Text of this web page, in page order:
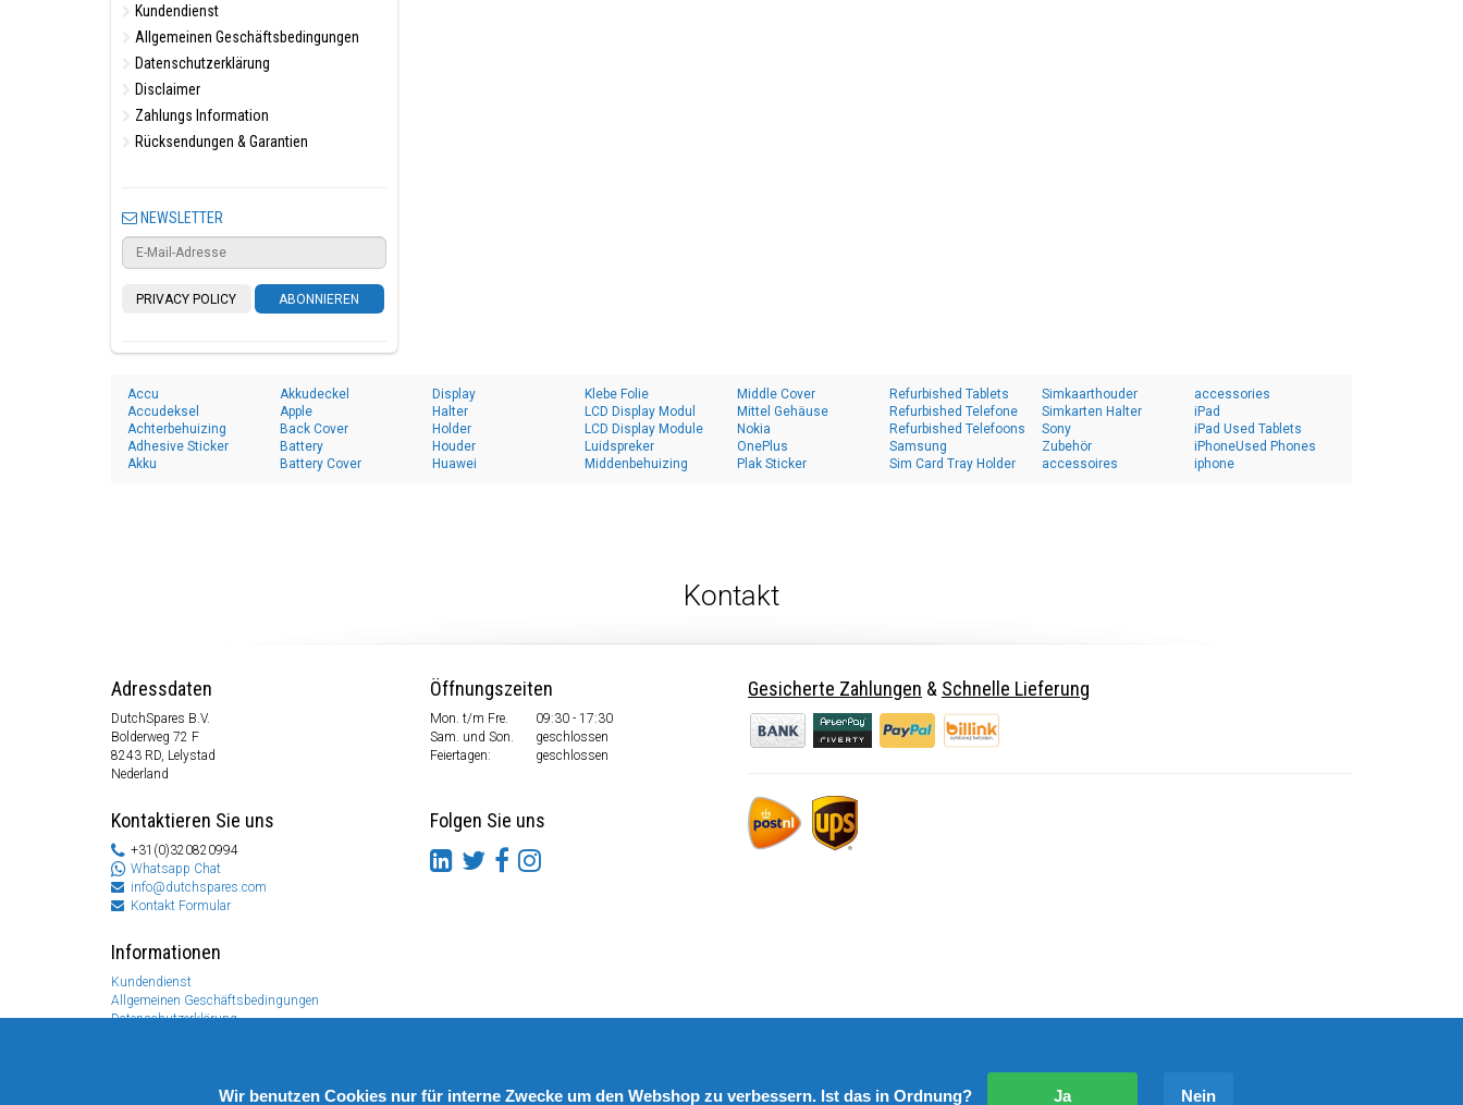
Kundendienst
Allgemeinen Geschäftsbedingungen
Datenschutzerklärung
Disclaimer
Zahlungs Information
Rücksendungen & Garantien
NEWSLETTER
PRIVACY POLICY ABONNIEREN
Accu
Accudeksel
Achterbehuizing
Adhesive Sticker
Akku
Akkudeckel
Apple
Back Cover
Battery
Battery Cover
Display
Halter
Holder
Houder
Huawei
Klebe Folie
LCD Display Modul
LCD Display Module
Luidspreker
Middenbehuizing
Middle Cover
Mittel Gehäuse
Nokia
OnePlus
Plak Sticker
Refurbished Tablets
Refurbished Telefone
Refurbished Telefoons
Samsung
Sim Card Tray Holder
Simkaarthouder
Simkarten Halter
Sony
Zubehör
accessoires
accessories
iPad
iPad Used Tablets
iPhoneUsed Phones
iphone
Kontakt
Adressdaten
DutchSpares B.V.
Bolderweg 72 F
8243 RD, Lelystad
Nederland
Kontaktieren Sie uns
+31(0)320820994
Whatsapp Chat
info@dutchspares.com
Kontakt Formular
Informationen
Kundendienst
Allgemeinen Geschäftsbedingungen
Datenschutzerklärung
Öffnungszeiten
Mon. t/m Fre.
09:30 - 17:30
Sam. und Son.
geschlossen
Feiertagen:
geschlossen
Folgen Sie uns
Gesicherte Zahlungen & Schnelle Lieferung
Wir benutzen Cookies nur für interne Zwecke um den Webshop zu verbessern. Ist das in Ordnung? Ja Nein